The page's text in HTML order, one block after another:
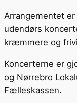
Arrangementet
udendørs
kræmmere og
Koncerterne er
og Nørrebro
Fælleskassen.